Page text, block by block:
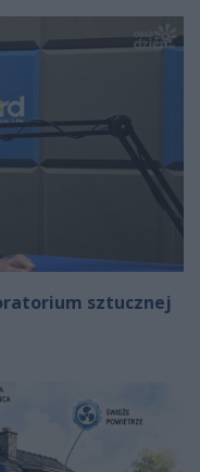
sztucznej